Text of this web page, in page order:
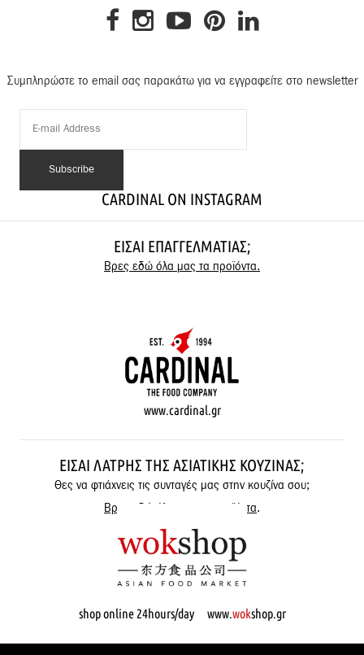
Συμπληρώστε το email σας παρακάτω για να εγγραφείτε στο newsletter
CARDINAL ON INSTAGRAM
ΕΊΣΑΙ ΕΠΑΓΓΕΛΜΑΤΊΑΣ;
Βρες εδώ όλα μας τα προϊόντα.
www.cardinal.gr
ΕΊΣΑΙ ΛΆΤΡΗΣ ΤΗΣ ΑΣΙΑΤΙΚΉΣ ΚΟΥΖΊΝΑΣ;
Θες να φτιάχνεις τις συνταγές μας στην κουζίνα σου;
Βρες εδώ όλα μας τα προϊόντα.
shop online 24hours/day www.wokshop.gr